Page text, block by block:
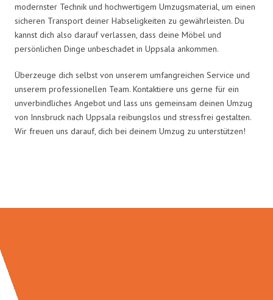
modernster Technik und hochwertigem Umzugsmaterial, um einen
sicheren Transport deiner Habseligkeiten zu gewährleisten. Du
kannst dich also darauf verlassen, dass deine Möbel und
persönlichen Dinge unbeschadet in Uppsala ankommen.
Überzeuge dich selbst von unserem umfangreichen Service und
unserem professionellen Team. Kontaktiere uns gerne für ein
unverbindliches Angebot und lass uns gemeinsam deinen Umzug
von Innsbruck nach Uppsala reibungslos und stressfrei gestalten.
Wir freuen uns darauf, dich bei deinem Umzug zu unterstützen!